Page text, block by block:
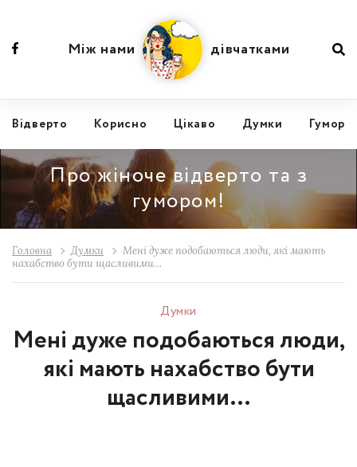
Відвертo Корисно Цікаво Думки Гумор
Між нами дівчатками
Про жіноче відверто та з
гумором!
Головна Думки
Мені дуже подобаються люди, які мають
нахабство бути щасливими…
Думки
Мені дуже подобаються люди,
які мають нахабство бути
щасливими…